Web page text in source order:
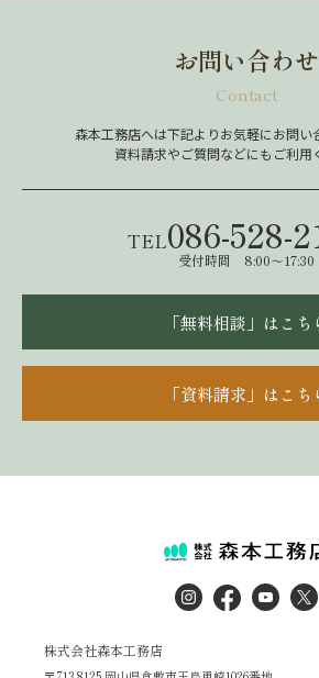
お問い合わせ
Contact
森本工務店へは下記よりお気軽にお問い
資料請求やご質問などにもご利用
TEL086-528-
受付時間 8:00～17:30
「無料相談」はこち
「資料請求」はこち
株式会社森本工務店